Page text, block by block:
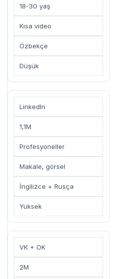
18-30 yaş
Kısa video
Özbekçe
Düşük
LinkedIn
1,1M
Profesyoneller
Makale, görsel
İngilizce + Rusça
Yüksek
VK + OK
2M